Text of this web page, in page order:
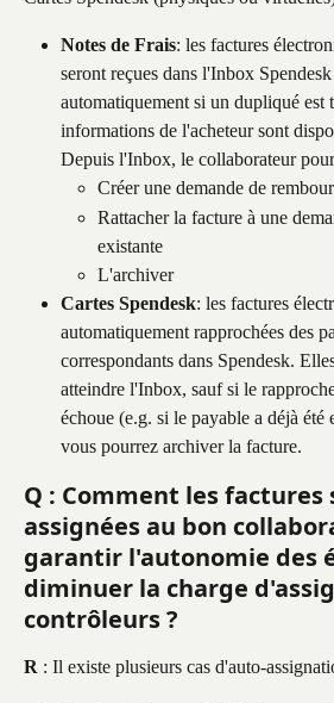
Notes de Frais: les factures
seront reçues dans l'Inbox
automatiquement si un dupliqué est
informations de l'acheteur sont
Depuis l'Inbox, le collaborateur
Créer une demande de
Rattacher la facture à une
existante
L'archiver
Cartes Spendesk: les factures
automatiquement rapprochées des
correspondants dans Spendesk.
atteindre l'Inbox, sauf si le
échoue (e.g. si le payable a déjà été
vous pourrez archiver la facture.
Q : Comment les factures
assignées au bon
garantir l'autonomie des
diminuer la charge
contrôleurs ?
R : Il existe plusieurs cas d'auto-